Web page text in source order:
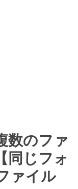
数のファ
同じフォ
ァイル